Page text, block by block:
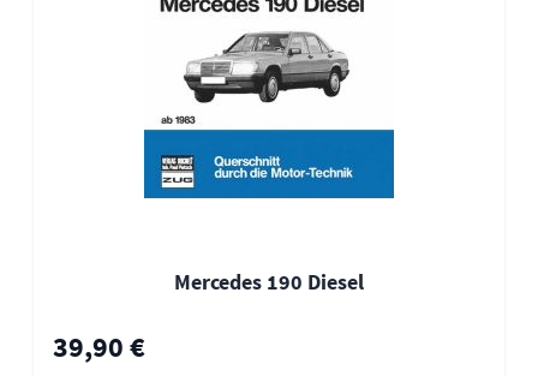
Mercedes 190 Diesel
39,90 €